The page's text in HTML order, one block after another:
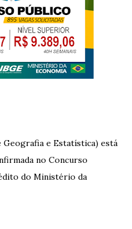
e Estatística) está
no Concurso
do Ministério da